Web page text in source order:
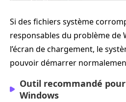
Si des fichiers système
responsables du problème de
l’écran de chargement, le
pouvoir démarrer
Outil recommandé pour
Windows